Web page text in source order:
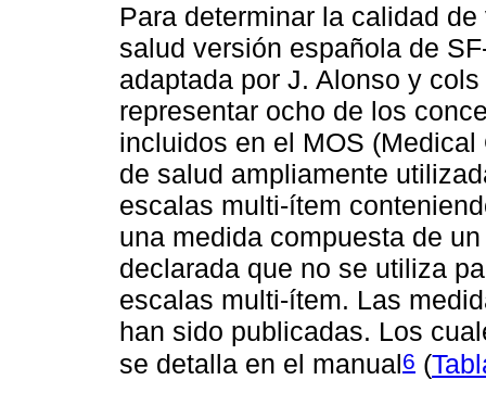
Para determinar la calidad
salud versión española de
adaptada por J. Alonso y
representar ocho de los
incluidos en el MOS
de salud ampliamente
escalas multi-ítem
una medida compuesta de
declarada que no se utiliza
escalas multi-ítem. Las
han sido publicadas. Los
se detalla en el manual6 (